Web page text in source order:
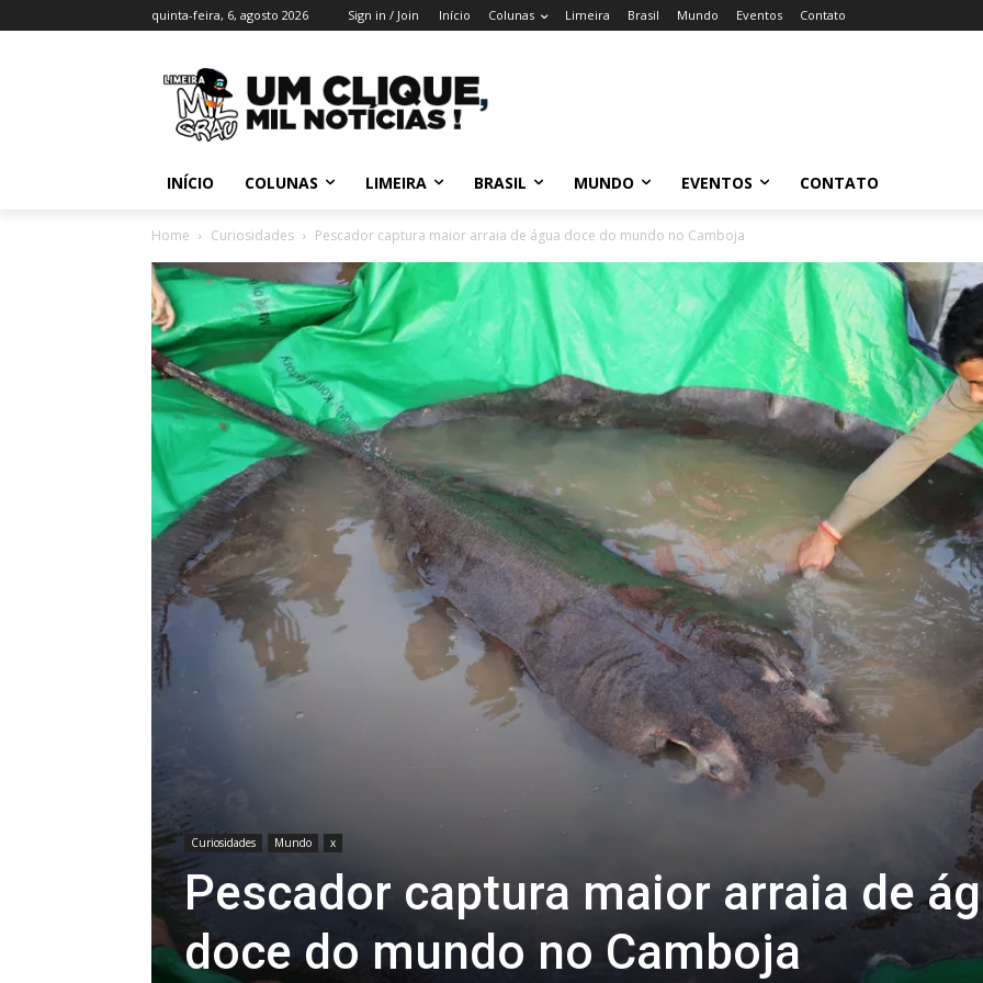
quinta-feira, 6, agosto 2026 Sign in / Join Início Colunas Limeira Brasil Mundo Eventos Contato
INÍCIO COLUNAS LIMEIRA BRASIL MUNDO EVENTOS CONTATO
Home Curiosidades Pescador captura maior arraia de água doce do mundo no Camboja
Curiosidades Mundo x
Pescador captura maior arraia de
doce do mundo no Camboja